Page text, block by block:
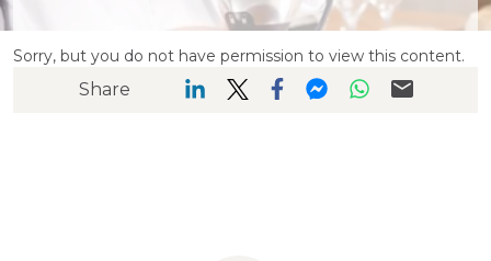
Sorry, but you do not have permission to view this content.
Share